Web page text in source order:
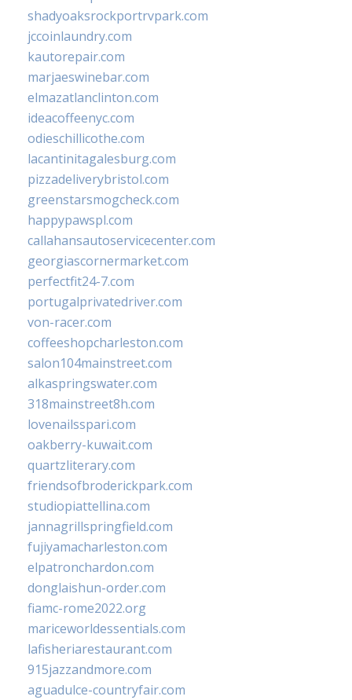
shadyoaksrockportrvpark.com
jccoinlaundry.com
kautorepair.com
marjaeswinebar.com
elmazatlanclinton.com
ideacoffeenyc.com
odieschillicothe.com
lacantinitagalesburg.com
pizzadeliverybristol.com
greenstarsmogcheck.com
happypawspl.com
callahansautoservicecenter.com
georgiascornermarket.com
perfectfit24-7.com
portugalprivatedriver.com
von-racer.com
coffeeshopcharleston.com
salon104mainstreet.com
alkaspringswater.com
318mainstreet8h.com
lovenailsspari.com
oakberry-kuwait.com
quartzliterary.com
friendsofbroderickpark.com
studiopiattellina.com
jannagrillspringfield.com
fujiyamacharleston.com
elpatronchardon.com
donglaishun-order.com
fiamc-rome2022.org
mariceworldessentials.com
lafisheriarestaurant.com
915jazzandmore.com
aguadulce-countryfair.com